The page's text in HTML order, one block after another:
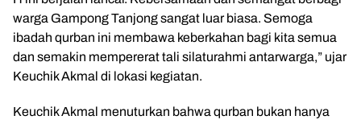
warga Gampong Tanjong sangat luar biasa. Semoga
ibadah qurban ini membawa keberkahan bagi kita semua
dan semakin mempererat tali silaturahmi antarwarga,” ujar
Keuchik Akmal di lokasi kegiatan.
Keuchik Akmal menuturkan bahwa qurban bukan hanya